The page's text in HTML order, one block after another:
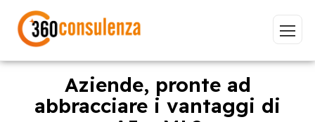
Aziende, pronte ad
abbracciare i vantaggi di